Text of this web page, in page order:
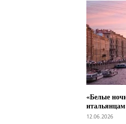
«Белые
12.06.2026